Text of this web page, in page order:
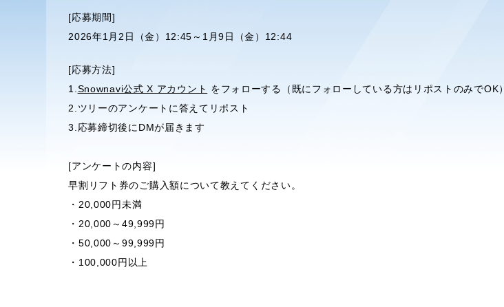
[応募期間]
2026年1月2日（金）12:45～1月9日（金）12:44
[応募方法]
1. Snownavi公式 X アカウント をフォローする（既にフォローしている方はリポストのみでOK）
2.ツリーのアンケートに答えてリポスト
3.応募締切後にDMが届きます
[アンケートの内容]
早割リフト券のご購入額について教えてください。
・20,000円未満
・20,000～49,999円
・50,000～99,999円
・100,000円以上